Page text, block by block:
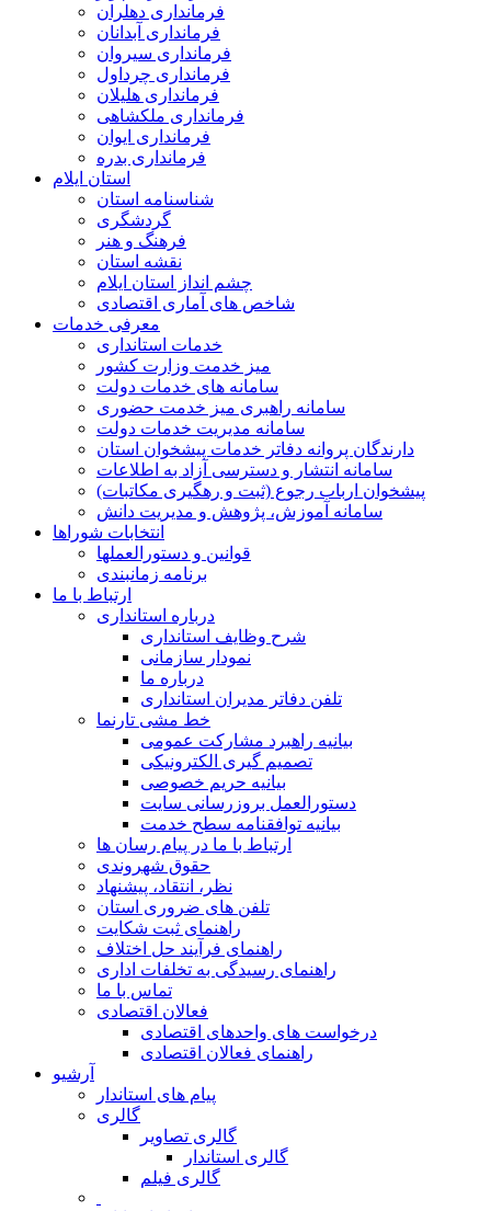
فرمانداری دهلران
فرمانداری آبدانان
فرمانداری سیروان
فرمانداری چرداول
فرمانداری هلیلان
فرمانداری ملکشاهی
فرمانداری ایوان
فرمانداری بدره
استان ایلام
شناسنامه استان
گردشگری
فرهنگ و هنر
نقشه استان
چشم انداز استان ایلام
شاخص های آماری اقتصادی
معرفی خدمات
خدمات استانداری
میز خدمت وزارت کشور
سامانه های خدمات دولت
سامانه راهبری میز خدمت حضوری
سامانه مدیریت خدمات دولت
دارندگان پروانه دفاتر خدمات پیشخوان استان
سامانه انتشار و دسترسی آزاد به اطلاعات
پیشخوان ارباب رجوع (ثبت و رهگیری مکاتبات)
سامانه آموزش، پژوهش و مدیریت دانش
انتخابات شوراها
قوانین و دستورالعملها
برنامه زمانبندی
ارتباط با ما
درباره استانداری
شرح وظایف استانداری
نمودار سازمانی
درباره ما
تلفن دفاتر مدیران استانداری
خط مشی تارنما
بیانیه راهبرد مشارکت عمومی
تصمیم گیری الکترونیکی
بیانیه حریم خصوصی
دستورالعمل بروزرسانی سایت
بیانیه توافقنامه سطح خدمت
ارتباط با ما در پیام رسان ها
حقوق شهروندی
نظر، انتقاد، پیشنهاد
تلفن های ضروری استان
راهنمای ثبت شکایت
راهنمای فرآیند حل اختلاف
راهنمای رسیدگی به تخلفات اداری
تماس با ما
فعالان اقتصادی
درخواست های واحدهای اقتصادی
راهنمای فعالان اقتصادی
آرشیو
پیام های استاندار
گالری
گالری تصاویر
گالری استاندار
گالری فیلم